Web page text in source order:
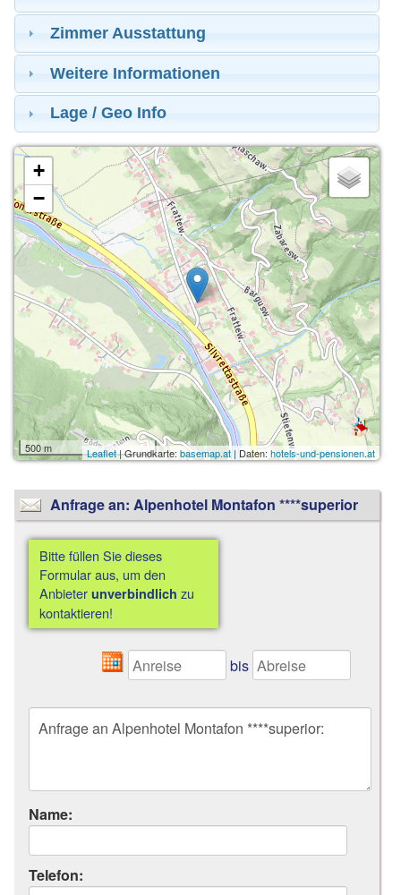
Zimmer Ausstattung
Weitere Informationen
Lage / Geo Info
+
−
500 m Leaflet| Grundkarte:basemap.at| Daten: hotels-und-pensionen.at
Anfrage an: Alpenhotel Montafon ****superior
Bitte füllen Sie dieses
Formular aus, um den
Anbieterunverbindlich zu
kontaktieren!
bis
Name:
Telefon: